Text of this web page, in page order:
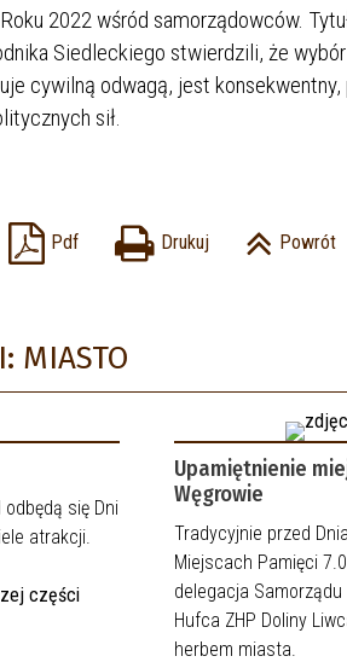
2022 wśród samorządowców.
Siedleckiego stwierdzili, że wybór
cywilną odwagą, jest
sił.
Pdf Drukuj Powrót
MIASTO
się Dni
atrakcji.
części
Upamiętnienie
Węgrowie
Tradycyjnie przed
Miejscach Pamięci
delegacja
Hufca ZHP Doliny
herbem miasta.